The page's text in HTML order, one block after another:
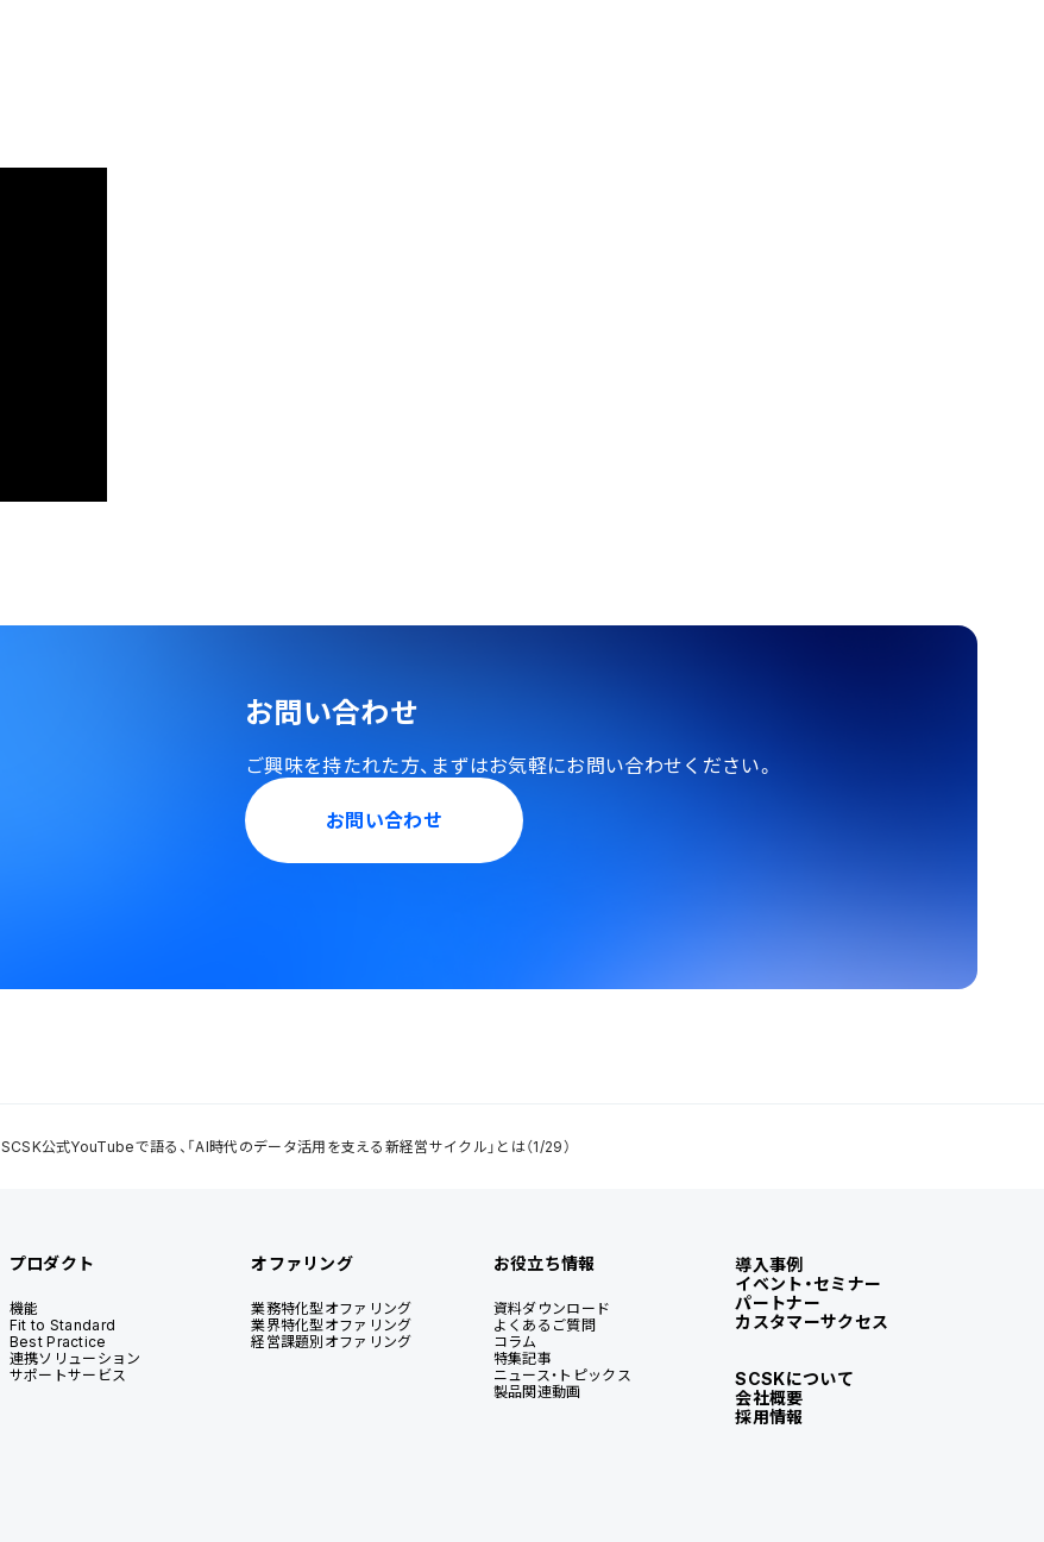
お問い合わせ
ご興味を持たれた方、 まずはお気軽にお問い合わせください。
お問い合わせ
SCSK公式YouTubeで語る、「AI時代のデータ活用を支える新経営サイクル」とは（1/29）
プロダクト
機能
Fit to Standard
Best Practice
連携ソリューション
サポートサービス
オファリング
業務特化型オファリング
業界特化型オファリング
経営課題別オファリング
お役立ち情報
資料ダウンロード
よくあるご質問
コラム
特集記事
ニュース・トピックス
製品関連動画
導入事例
イベント・セミナー
パートナー
カスタマーサクセス
SCSKについて
会社概要
採用情報